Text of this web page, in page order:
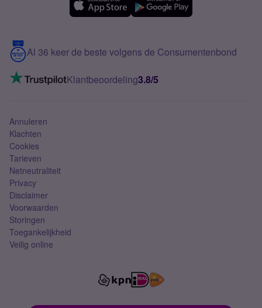
Meerdere nummers
5G internet
Mobiel internet
Mobiel abonnement
Contact
VoLTE 4G bellen
Al 36 keer de beste volgens de Consumentenbond
Klantbeoordeling3.8/5
Annuleren
Klachten
Cookies
Tarieven
Netneutraliteit
Privacy
Disclaimer
Voorwaarden
Storingen
Toegankelijkheid
Veilig online